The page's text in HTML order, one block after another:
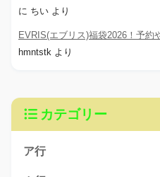
に ちい より
EVRIS(エブリス)福袋2026！予約
hmntstk より
カテゴリー
ア行